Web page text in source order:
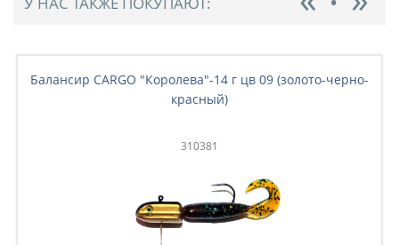
Балансир CARGO "Королева"-14 г цв 09 (золото-черно-
красный)
310381